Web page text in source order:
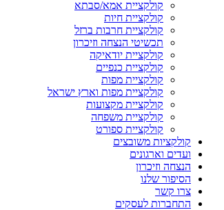
קולקציית אמא/סבתא
קולקציית חיות
קולקציית חרבות ברזל
תכשיטי הנצחה וזיכרון
קולקציית יודאיקה
קולקציית כנפיים
קולקציית מפות
קולקציית מפות וארץ ישראל
קולקציית מקצועות
קולקציית משפחה
קולקציית ספורט
קולקציות משובצים
ועדים וארגונים
הנצחה וזיכרון
הסיפור שלנו
צרו קשר
התחברות לעסקים